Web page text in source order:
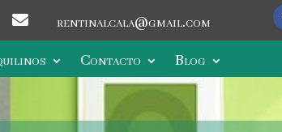

rentinalcala@gmail.com
Contacto Blog